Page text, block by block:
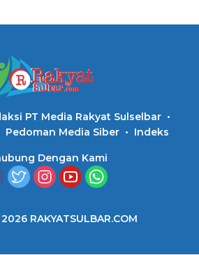
PT Media Rakyat Sulselbar
Pedoman Media Siber Indeks
Dengan Kami
RAKYATSULBAR.COM